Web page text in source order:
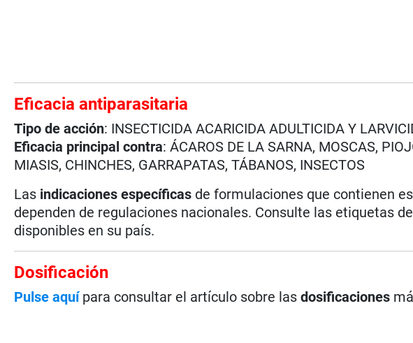
Eficacia antiparasitaria
Tipo de acción: INSECTICIDA ACARICIDA ADULTICIDA Y
Eficacia principal contra: ÁCAROS DE LA SARNA, MOSCAS,
MIASIS, CHINCHES, GARRAPATAS, TÁBANOS, INSECTOS
Las indicaciones específicas de formulaciones que contienen
dependen de regulaciones nacionales. Consulte las etiquetas
disponibles en su país.
Dosificación
Pulse aquípara consultar el artículo sobre las dosificaciones